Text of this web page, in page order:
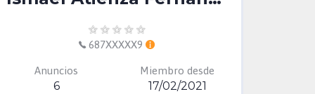
687XXXXX9
Anuncios
6
Miembro desde
17/02/2021